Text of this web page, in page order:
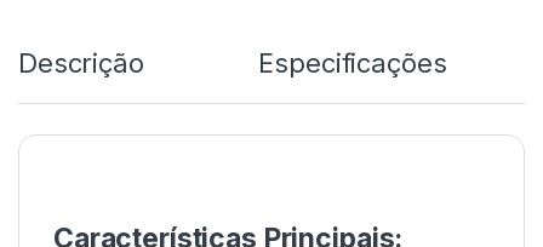
Descrição Especificações
Características Principais: